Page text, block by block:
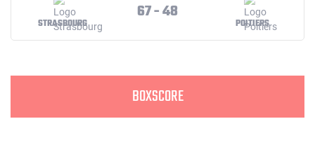
STRASBOURG
67 - 48
POITIERS
BOXSCORE